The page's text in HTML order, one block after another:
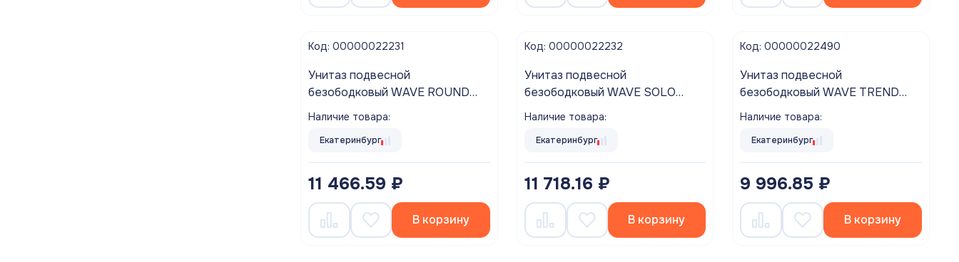
Код: 00000022231
Унитаз подвесной
безободковый WAVE ROUND
сиденье дюропласт, микролифт
БЕЛЫЙ глянец
Наличие товара:
Екатеринбург
11 466.59 ₽
В корзину
Код: 00000022232
Унитаз подвесной
безободковый WAVE SOLO
сиденье дюропласт, микролифт
БЕЛЫЙ глянец
Наличие товара:
Екатеринбург
11 718.16 ₽
В корзину
Код: 00000022490
Унитаз подвесной
безободковый WAVE TREND
сиденье дюропласт, микролифт
БЕЛЫЙ глянец
Наличие товара:
Екатеринбург
9 996.85 ₽
В корзину